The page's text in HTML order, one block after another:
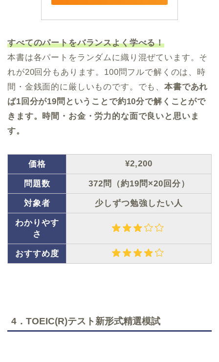
すべてのパートをバランスよく学べる！
本書は各パートをランダムに織り混ぜています。そ
れが20回分もあります。100問フルで解くのは、時
間・金銭面的に厳しいものです。でも、本書であれ
ば1回分が19問ということで約10分で解くことがで
きます。時間・お金・労力的な面で良いと思いま
す。
価格 ¥2,200
問題数 372問（約19問×20回分）
対象者 少しずつ勉強したい人
わかりやす
さ
おすすめ度
4．TOEIC(R)テスト新形式精選模試